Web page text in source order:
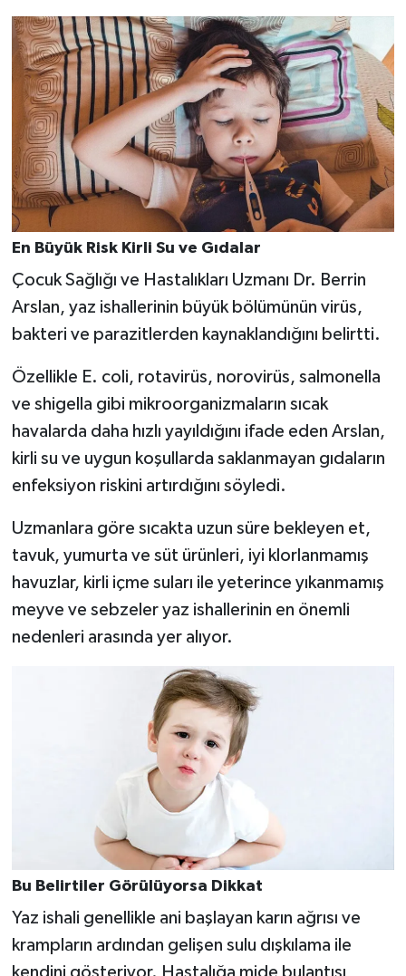
En Büyük Risk Kirli Su ve Gıdalar
Çocuk Sağlığı ve Hastalıkları Uzmanı Dr. Berrin
Arslan, yaz ishallerinin büyük bölümünün virüs,
bakteri ve parazitlerden kaynaklandığını belirtti.
Özellikle E. coli, rotavirüs, norovirüs, salmonella
ve shigella gibi mikroorganizmaların sıcak
havalarda daha hızlı yayıldığını ifade eden Arslan,
kirli su ve uygun koşullarda saklanmayan gıdaların
enfeksiyon riskini artırdığını söyledi.
Uzmanlara göre sıcakta uzun süre bekleyen et,
tavuk, yumurta ve süt ürünleri, iyi klorlanmamış
havuzlar, kirli içme suları ile yeterince yıkanmamış
meyve ve sebzeler yaz ishallerinin en önemli
nedenleri arasında yer alıyor.
Bu Belirtiler Görülüyorsa Dikkat
Yaz ishali genellikle ani başlayan karın ağrısı ve
krampların ardından gelişen sulu dışkılama ile
kendini gösteriyor. Hastalığa mide bulantısı,